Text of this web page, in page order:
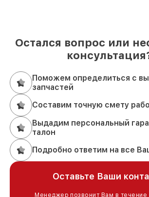
Остался вопрос или
Поможем определиться с
запчастей
Составим точную смету
Выдадим персональный
талон
Подробно ответим на все
Оставьте Ваши
Менеджер позвонит Вам в течение